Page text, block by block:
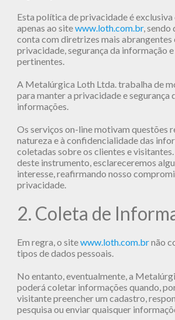
Esta política de privacidade é exclusiva
apenas ao sitewww.loth.com.br, sendo
conta com diretrizes mais abrangentes
privacidade, segurança da informação
pertinentes.
A Metalúrgica Loth Ltda. trabalha de
para manter a privacidade e segurança
informações.
Os serviços on-line motivam questões
natureza e à confidencialidade das
coletadas sobre os clientes e
deste instrumento, esclareceremos
interesse, reafirmando nosso
privacidade.
2. Coleta de
Em regra, o sitewww.loth.com.brnão
tipos de dados pessoais.
No entanto, eventualmente, a
poderá coletar informações quando,
visitante preencher um cadastro,
pesquisa ou enviar quaisquer